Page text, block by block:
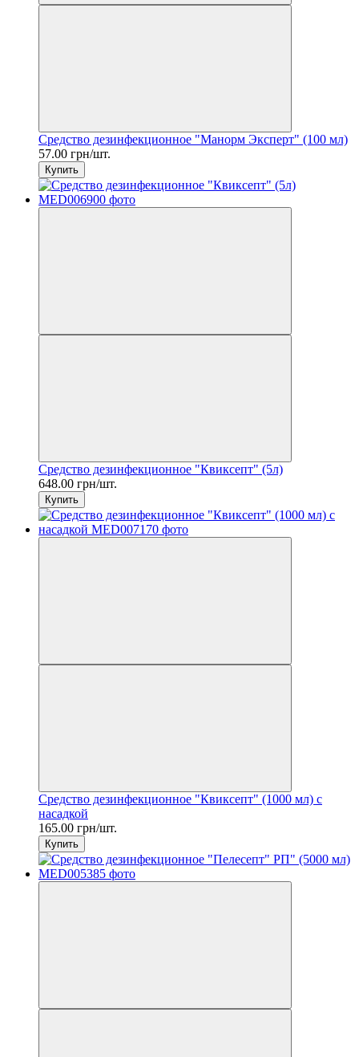
Средство дезинфекционное "Манорм Эксперт" (100 мл)
57.00 грн/шт.
Купить
Средство дезинфекционное "Квиксепт" (5л)
648.00 грн/шт.
Купить
Средство дезинфекционное "Квиксепт" (1000 мл) с
насадкой
165.00 грн/шт.
Купить